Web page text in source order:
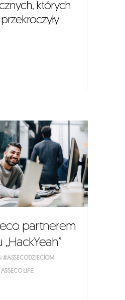
których
partnerem
#ASSECODZIECIOM,
ASSECO LIFE,